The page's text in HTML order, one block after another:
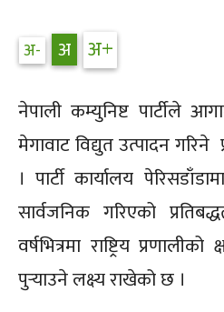
नेपाली कम्युनिष्ट पार्टीले
मेगावाट विद्युत उत्पादन गरिने
। पार्टी कार्यालय
सार्वजनिक गरिएको
वर्षभित्रमा राष्ट्रिय
पुर्‍याउने लक्ष्य राखेको छ ।